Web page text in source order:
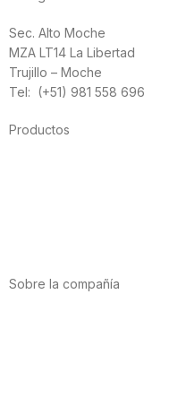
Sec. Alto Moche
MZA LT14 La Libertad
Trujillo – Moche
Tel: (+51) 981 558 696
Productos
Sobre la compañía